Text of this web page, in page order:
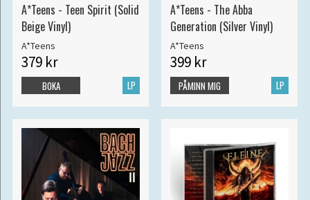
A*Teens - Teen Spirit (Solid
Beige Vinyl)
A*Teens
379 kr
LP
BOKA
A*Teens - The Abba
Generation (Silver Vinyl)
A*Teens
399 kr
LP
PÅMINN MIG